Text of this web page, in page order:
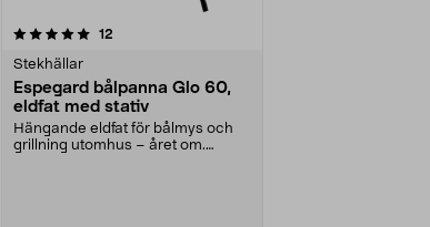
12
Stekhällar
Espegard bålpanna Glo 60,
eldfat med stativ
Hängande eldfat för bålmys och
grillning utomhus – året om.